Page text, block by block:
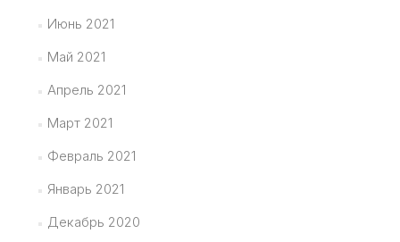
Июнь 2021
Май 2021
Апрель 2021
Март 2021
Февраль 2021
Январь 2021
Декабрь 2020